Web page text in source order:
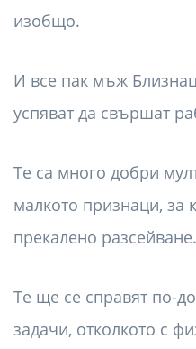
изобщо.
И все пак мъж
успяват да свършат
Те са много добри
малкото признаци, за
прекалено разсейване.
Те ще се справят по-
задачи, отколкото с